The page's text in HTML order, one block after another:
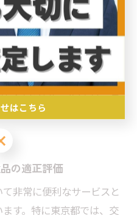
訪問し、ご遺族の意向を
す。このようにして、遺品
大切にしつつ、心の整理
質問が多い「どのように
という点については、ま
談を重ねることが成功の
の適正評価
非常に便利なサービスと
す。特に東京都では、交
はこちら
はこちら